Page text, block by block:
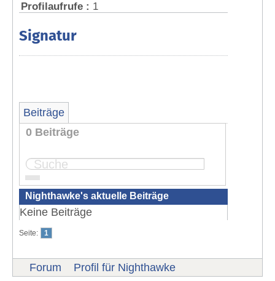
Profilaufrufe : 1
Signatur
Beiträge
0 Beiträge
Seite:
Nighthawke's aktuelle Beiträge
Keine Beiträge
Seite: 1
Forum Profil für Nighthawke